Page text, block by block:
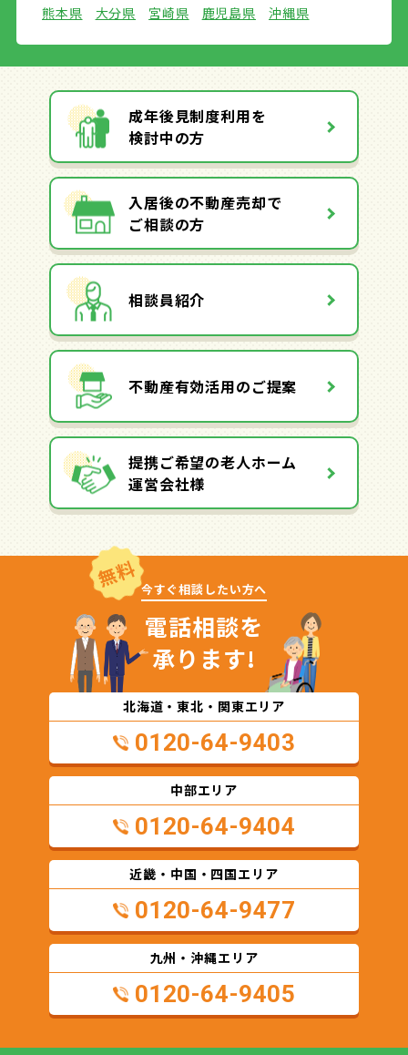
熊本県
大分県 宮崎県 鹿児島県 沖縄県
成年後見制度利用を
検討中の方
入居後の不動産売却で
ご相談の方
相談員紹介
不動産有効活用のご提案
提携ご希望の老人ホーム
運営会社様
無料 今すぐ相談したい方へ
電話相談を
承ります!
北海道・東北・関東エリア
0120-64-9403
中部エリア
0120-64-9404
近畿・中国・四国エリア
0120-64-9477
九州・沖縄エリア
0120-64-9405